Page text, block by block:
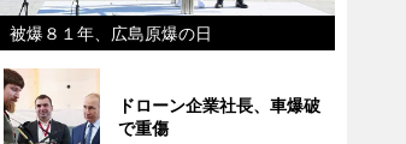
被爆８１年、広島原爆の日
ドローン企業社長、車爆破
で重傷